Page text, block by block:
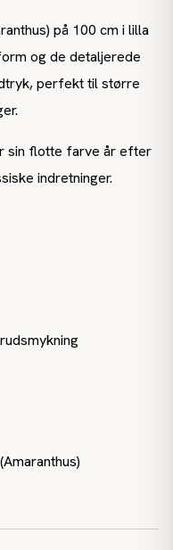
på 100 cm i lilla
og de detaljerede
perfekt til større
sin flotte farve år efter
indretninger.